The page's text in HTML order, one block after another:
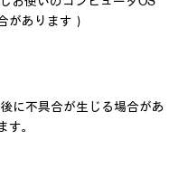
があります）
に不具合が生じる場合があ
。